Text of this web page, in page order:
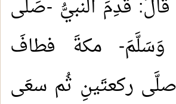
قالَ: قدِمَ النبيُّ -صَلَّى
وَسَلَّمَ- مكةَ فطافَ
صلَّى ركعتَينِ ثُم سعَى